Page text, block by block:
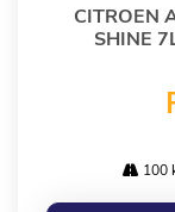
CITROEN
SHINE
100